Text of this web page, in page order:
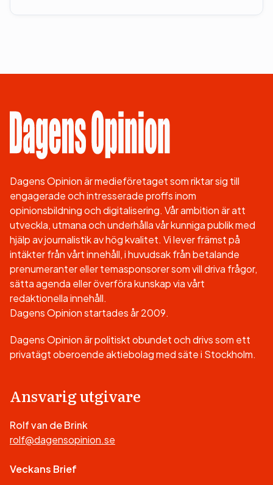
Dagens Opinion är medieföretaget som riktar sig till
engagerade och intresserade proffs inom
opinionsbildning och digitalisering. Vår ambition är att
utveckla, utmana och underhålla vår kunniga publik med
hjälp av journalistik av hög kvalitet. Vi lever främst på
intäkter från vårt innehåll, i huvudsak från betalande
prenumeranter eller temasponsorer som vill driva frågor,
sätta agenda eller överföra kunskap via vårt
redaktionella innehåll.
Dagens Opinion startades år 2009.
Dagens Opinion är politiskt obundet och drivs som ett
privatägt oberoende aktiebolag med säte i Stockholm.
Ansvarig utgivare
Rolf van de Brink
rolf@dagensopinion.se
Veckans Brief